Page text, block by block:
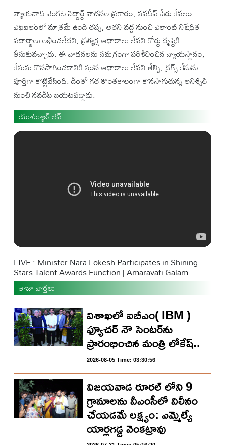
న్యాయవాది వెంకట సిద్ధార్థ్ వాదనల ప్రకారం, నవదీప్ పేరు కేవలం
ఎఫ్‌ఐఆర్‌లో మాత్రమే ఉంది తప్ప, అతని వద్ద నుంచి ఎలాంటి నిషేధిత
పదార్థాలు లభించలేదని, ప్రత్యక్ష ఆధారాలు లేవని కోర్టు దృష్టికి
తీసుకువచ్చారు. ఈ వాదనలను సమగ్రంగా పరిశీలించిన న్యాయస్థానం,
కేసును కొనసాగించడానికి సరైన ఆధారాలు లేవని తేల్చి, డ్రగ్స్ కేసును
పూర్తిగా కొట్టివేసింది. దీంతో గత కొంతకాలంగా కొనసాగుతున్న అనిశ్చితి
నుంచి నవదీప్ బయటపడ్డాడు.
యూట్యూబ్ లైవ్
LIVE : Minister Nara Lokesh Participates in Shining
Stars Talent Awards Function | Amaravati Galam
తాజా వార్తలు
విశాఖలో ఐబీఎం( IBM )
ఫ్యూచర్ నౌ సెంటర్‌ను
ప్రారంభించిన మంత్రి లోకేష్..
2026-08-05 Time: 03:30:56
విజయవాడ రూరల్ లోని 9
గ్రామాలను వీఎంసీలో విలీనం
చేయడమే లక్ష్యం: ఎమ్మెల్యే
యార్లగడ్డ వెంకట్రావు